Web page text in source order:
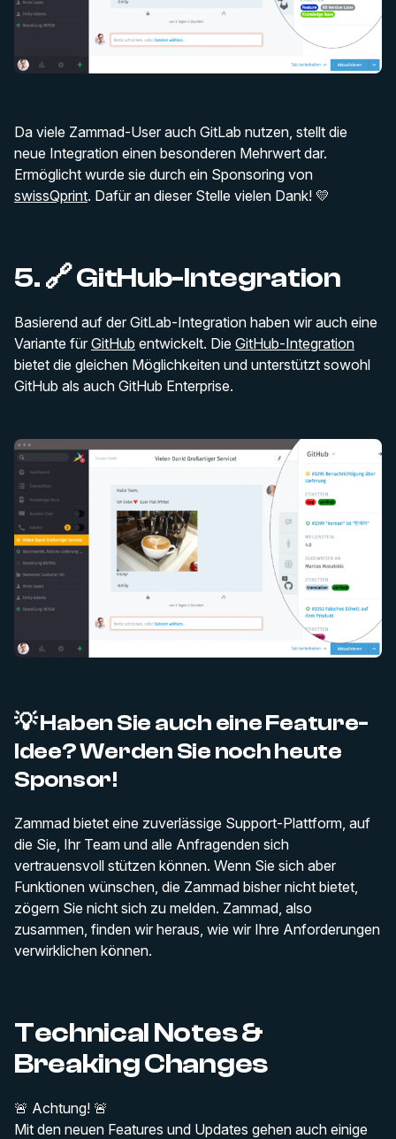
Da viele Zammad-User auch GitLab nutzen, stellt die
neue Integration einen besonderen Mehrwert dar.
Ermöglicht wurde sie durch ein Sponsoring von
swissQprint. Dafür an dieser Stelle vielen Dank! 💛
5. 🔗 GitHub-Integration
Basierend auf der GitLab-Integration haben wir auch eine
Variante für GitHub entwickelt. Die GitHub-Integration
bietet die gleichen Möglichkeiten und unterstützt sowohl
GitHub als auch GitHub Enterprise.
💡 Haben Sie auch eine Feature-
Idee? Werden Sie noch heute
Sponsor!
Zammad bietet eine zuverlässige Support-Plattform, auf
die Sie, Ihr Team und alle Anfragenden sich
vertrauensvoll stützen können. Wenn Sie sich aber
Funktionen wünschen, die Zammad bisher nicht bietet,
zögern Sie nicht sich zu melden. Zammad, also
zusammen, finden wir heraus, wie wir Ihre Anforderungen
verwirklichen können.
Technical Notes &
Breaking Changes
🚨 Achtung! 🚨
Mit den neuen Features und Updates gehen auch einige